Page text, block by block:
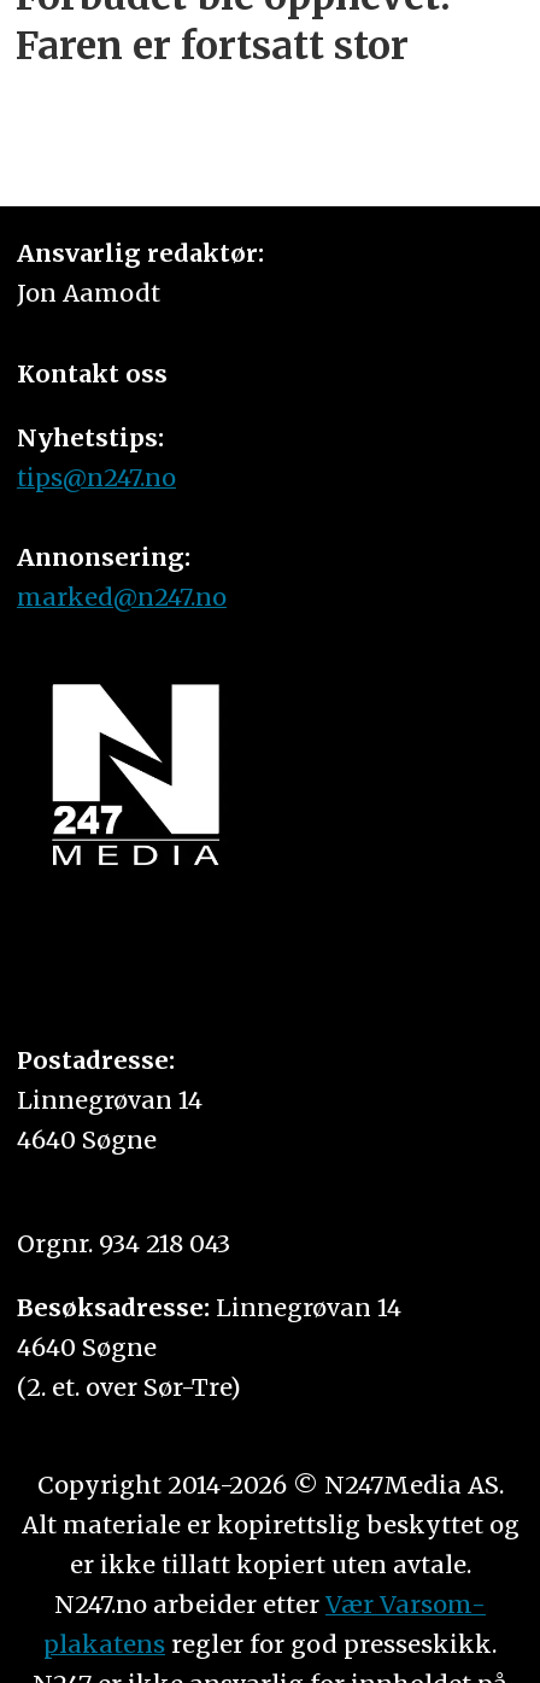
Faren er fortsatt stor
Ansvarlig redaktør:
Jon Aamodt
Kontakt oss
Nyhetstips:
tips@n247.no
Annonsering:
marked@n247.no
Postadresse:
Linnegrøvan 14
4640 Søgne
Orgnr. 934 218 043
Besøksadresse: Linnegrøvan 14
4640 Søgne
(2. et. over Sør-Tre)
Copyright 2014-2026 © N247Media AS.
Alt materiale er kopirettslig beskyttet og
er ikke tillatt kopiert uten avtale.
N247.no arbeider etter Vær Varsom-
plakatens regler for god presseskikk.